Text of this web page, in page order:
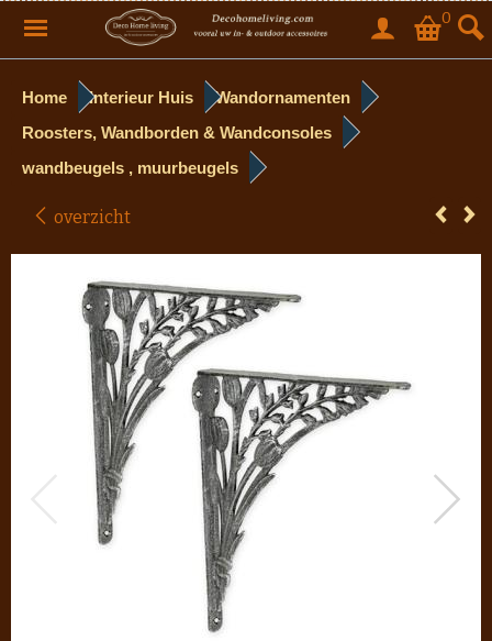
0
Home Interieur Huis
Wandornamenten
Roosters, Wandborden & Wandconsoles
wandbeugels , muurbeugels
overzicht